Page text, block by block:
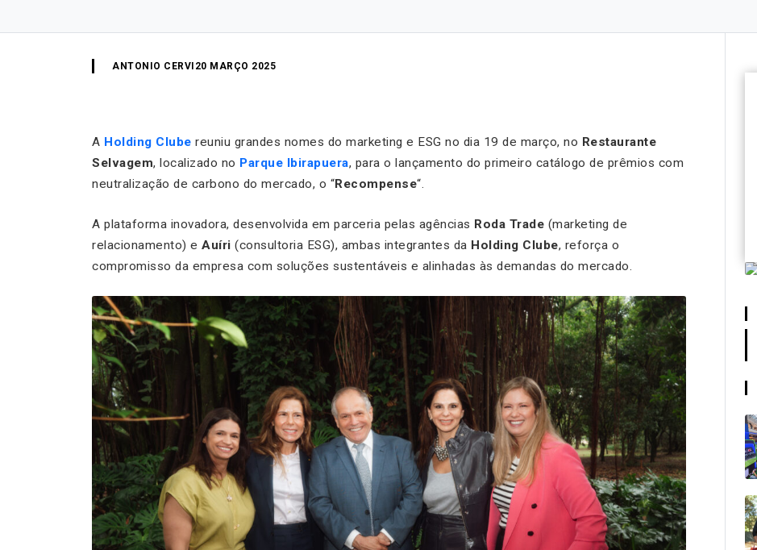
ANTONIO CERVI 20 MARÇO 2025
A Holding Clube reuniu grandes nomes do marketing e ESG no dia 19 de março, no Restaurante
Selvagem, localizado no Parque Ibirapuera, para o lançamento do primeiro catálogo de prêmios com
neutralização de carbono do mercado, o “Recompense“.
A plataforma inovadora, desenvolvida em parceria pelas agências Roda Trade (marketing de
relacionamento) e Auíri (consultoria ESG), ambas integrantes da Holding Clube, reforça o
compromisso da empresa com soluções sustentáveis e alinhadas às demandas do mercado.